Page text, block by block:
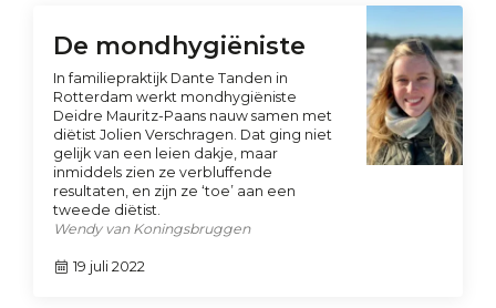
De mondhygiëniste
In familiepraktijk Dante Tanden in
Rotterdam werkt mondhygiëniste
Deidre Mauritz-Paans nauw samen met
diëtist Jolien Verschragen. Dat ging niet
gelijk van een leien dakje, maar
inmiddels zien ze verbluffende
resultaten, en zijn ze ‘toe’ aan een
tweede diëtist.
Wendy van Koningsbruggen
19 juli 2022